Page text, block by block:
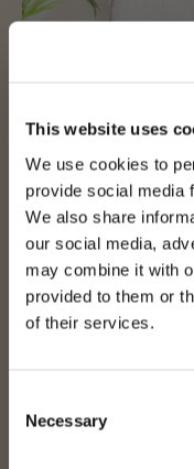
This website uses
We use cookies to
provide social media
We also share
our social media,
may combine it with
provided to them or
of their services.
Selection
Necessary
sans renoncer à
VOIR PLUS